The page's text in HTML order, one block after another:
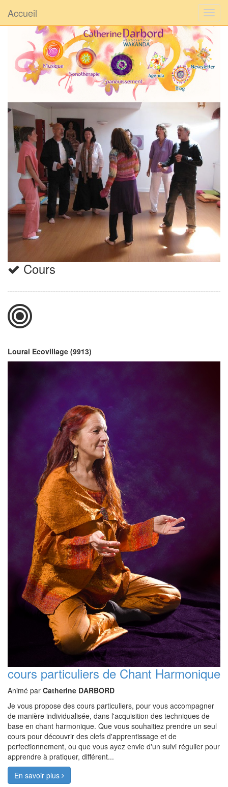
Accueil
Cours
Loural Ecovillage (9913)
cours particuliers de Chant Harmonique
Animé par Catherine DARBORD
Je vous propose des cours particuliers, pour vous accompagner
de manière individualisée, dans l'acquisition des techniques de
base en chant harmonique. Que vous souhaitiez prendre un seul
cours pour découvrir des clefs d'apprentissage et de
perfectionnement, ou que vous ayez envie d'un suivi régulier pour
apprendre à pratiquer, différent...
En savoir plus